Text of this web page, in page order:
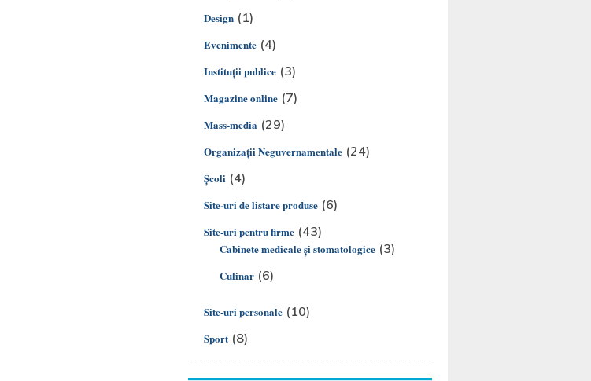
Design (1)
Evenimente (4)
Instituții publice (3)
Magazine online (7)
Mass-media (29)
Organizaţii Neguvernamentale (24)
Şcoli (4)
Site-uri de listare produse (6)
Site-uri pentru firme (43)
Cabinete medicale și stomatologice (3)
Culinar (6)
Site-uri personale (10)
Sport (8)